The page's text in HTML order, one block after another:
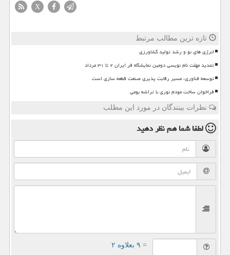
X
تازه ترین مطالب مرتبط
انرژی های نو و رشد تولید کشاورزی
تمدید مهلت نام نویسی دومین نمایشگاه فر ایران ۲ تا ۳۱ مرداد
توسعه فناوری، مسیر رقابت پذیری صنعت قطعه سازی است
فراخوان ساخت مودم نوری با تراشه بومی
نظرات بینندگان در مورد این مطلب
لطفا شما همنظر دهید
= ۹ بعلاوه ۲